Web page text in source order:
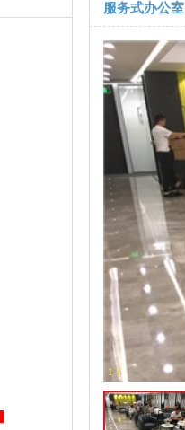
服务式办公室
1-6